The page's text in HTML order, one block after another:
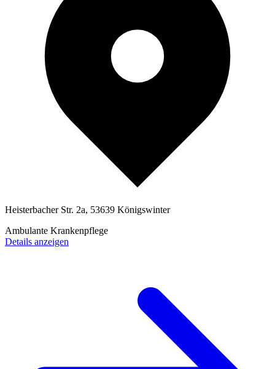
Heisterbacher Str. 2a, 53639 Königswinter
Ambulante Krankenpflege
Details anzeigen